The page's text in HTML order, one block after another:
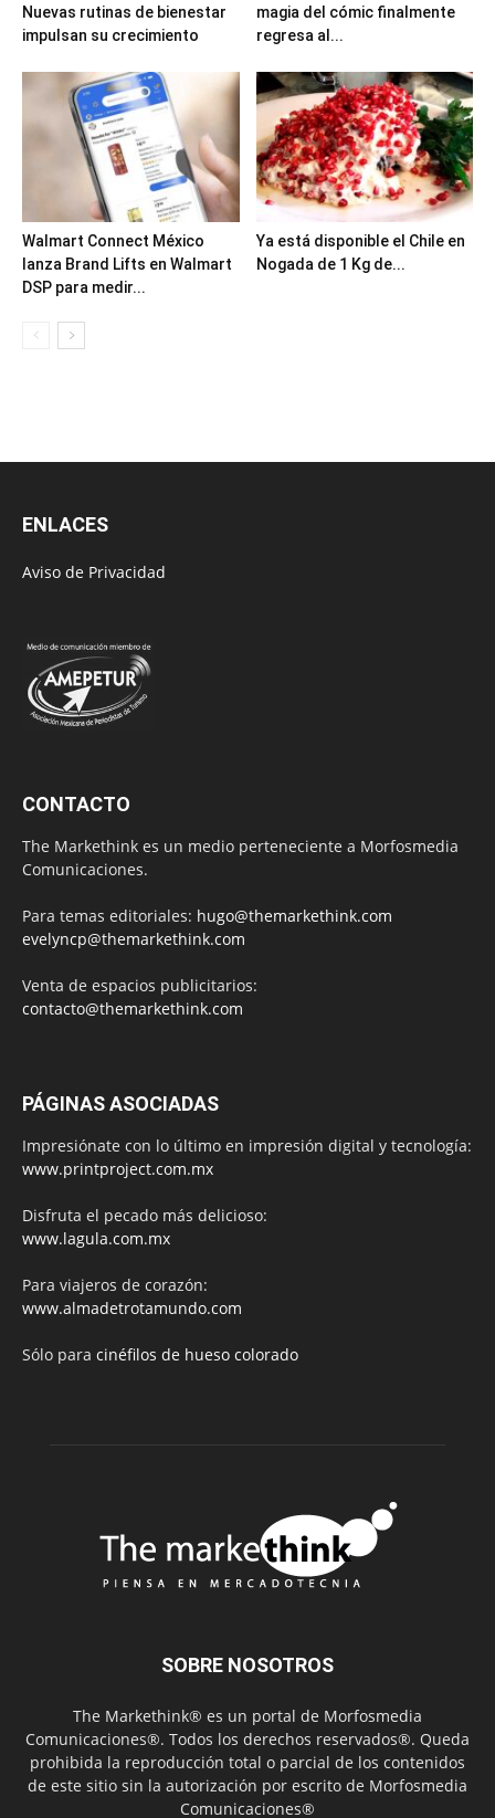
Nuevas rutinas de bienestar
impulsan su crecimiento
magia del cómic finalmente
regresa al...
Walmart Connect México
lanza Brand Lifts en Walmart
DSP para medir...
Ya está disponible el Chile en
Nogada de 1 Kg de...
ENLACES
Aviso de Privacidad
CONTACTO
The Markethink es un medio perteneciente a Morfosmedia
Comunicaciones.
Para temas editoriales: hugo@themarkethink.com
evelyncp@themarkethink.com
Venta de espacios publicitarios:
contacto@themarkethink.com
PÁGINAS ASOCIADAS
Impresiónate con lo último en impresión digital y tecnología:
www.printproject.com.mx
Disfruta el pecado más delicioso:
www.lagula.com.mx
Para viajeros de corazón:
www.almadetrotamundo.com
Sólo para cinéfilos de hueso colorado
SOBRE NOSOTROS
The Markethink® es un portal de Morfosmedia
Comunicaciones®. Todos los derechos reservados®. Queda
prohibida la reproducción total o parcial de los contenidos
de este sitio sin la autorización por escrito de Morfosmedia
Comunicaciones®